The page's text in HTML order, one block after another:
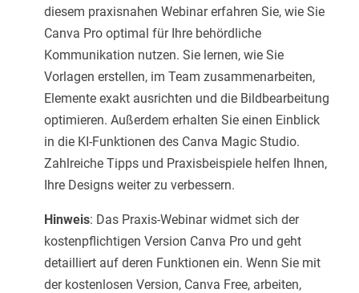
diesem praxisnahen Webinar erfahren Sie, wie Sie
Canva Pro optimal für Ihre behördliche
Kommunikation nutzen. Sie lernen, wie Sie
Vorlagen erstellen, im Team zusammenarbeiten,
Elemente exakt ausrichten und die Bildbearbeitung
optimieren. Außerdem erhalten Sie einen Einblick
in die KI-Funktionen des Canva Magic Studio.
Zahlreiche Tipps und Praxisbeispiele helfen Ihnen,
Ihre Designs weiter zu verbessern.
Hinweis: Das Praxis-Webinar widmet sich der
kostenpflichtigen Version Canva Pro und geht
detailliert auf deren Funktionen ein. Wenn Sie mit
der kostenlosen Version, Canva Free, arbeiten,